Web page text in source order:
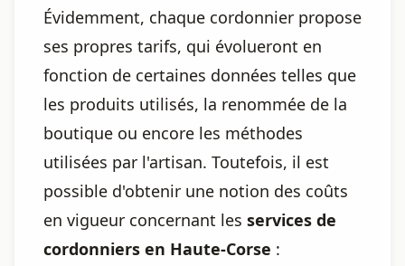
Évidemment, chaque cordonnier propose
ses propres tarifs, qui évolueront en
fonction de certaines données telles que
les produits utilisés, la renommée de la
boutique ou encore les méthodes
utilisées par l'artisan. Toutefois, il est
possible d'obtenir une notion des coûts
en vigueur concernant les services de
cordonniers en Haute-Corse :